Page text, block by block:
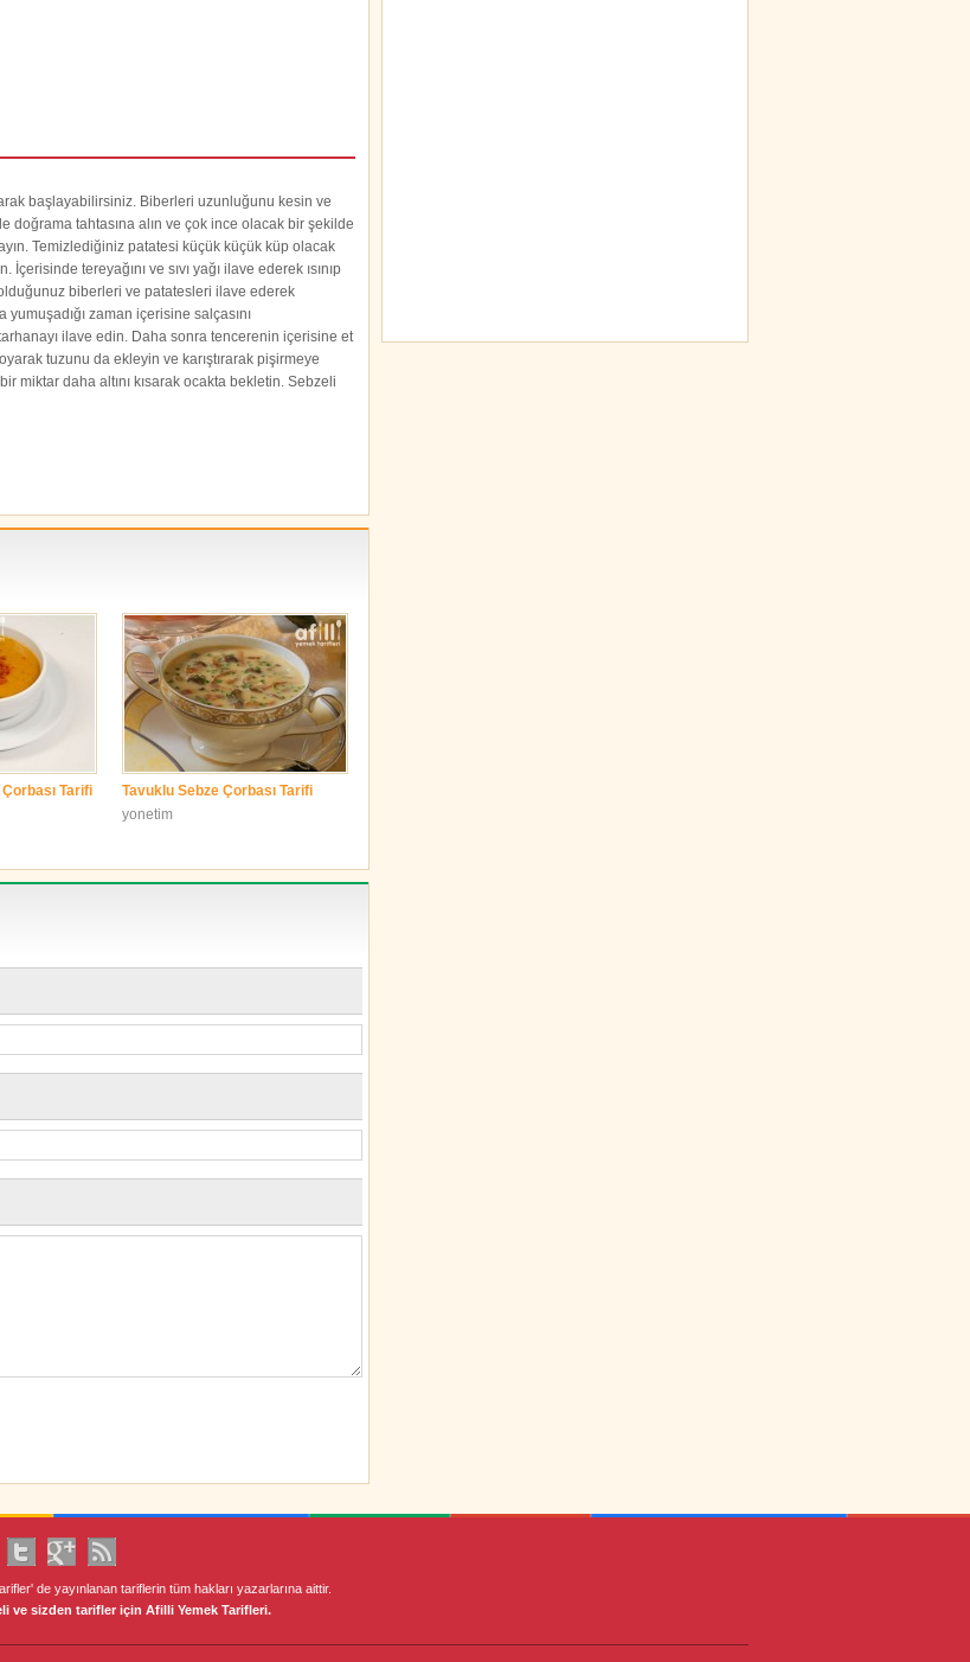
başlayabilirsiniz. Biberleri uzunluğunu kesin ve
doğrama tahtasına alın ve çok ince olacak bir şekilde
Temizlediğiniz patatesi küçük küçük küp olacak
tereyağını ve sıvı yağı ilave ederek ısınıp
biberleri ve patatesleri ilave ederek
zaman içerisine salçasını
ilave edin. Daha sonra tencerenin içerisine et
tuzunu da ekleyin ve karıştırarak pişirmeye
miktar daha altını kısarak ocakta bekletin. Sebzeli
Tarifi
Tavuklu Sebze Çorbası Tarifi
yonetim
de yayınlanan tariflerin tüm hakları yazarlarına aittir.
ve sizden tarifler için Afilli Yemek Tarifleri.